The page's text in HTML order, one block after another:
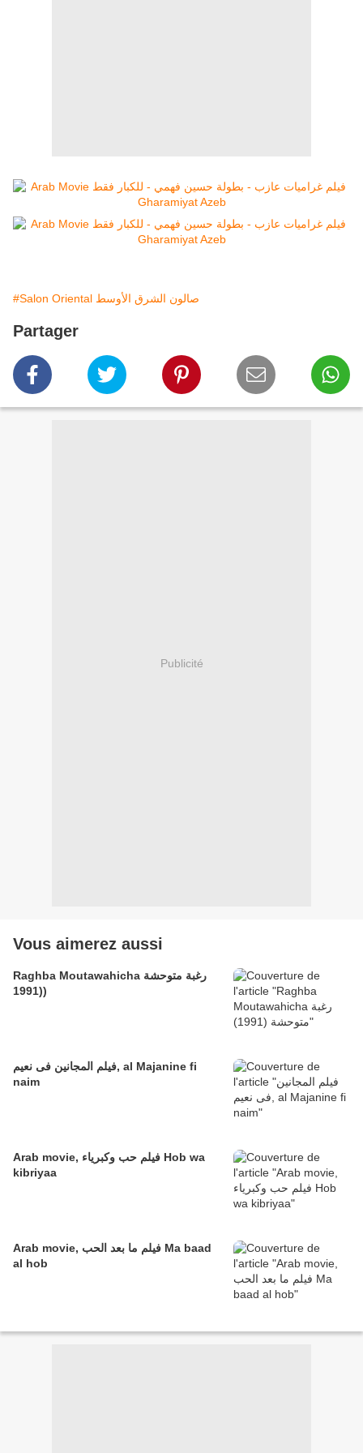
#Salon Oriental صالون الشرق الأوسط
Partager
Publicité
Vous aimerez aussi
Raghba Moutawahicha رغبة متوحشة
(1991)
فيلم المجانين فى نعيم, al Majanine fi
naim
Arab movie, فيلم حب وكبرياء Hob wa
kibriyaa
Arab movie, فيلم ما بعد الحب Ma baad
al hob